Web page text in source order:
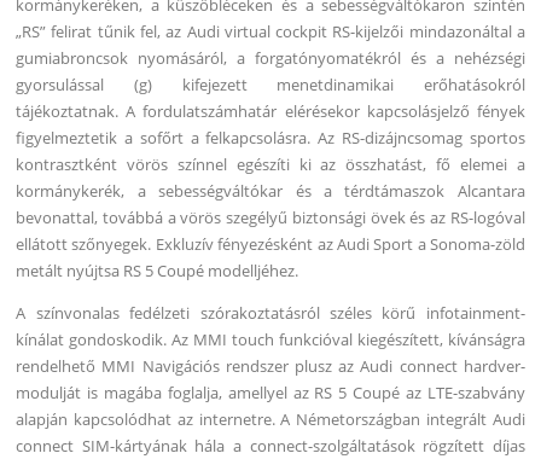
kormánykeréken, a küszöbléceken és a sebességváltókaron szintén
„RS” felirat tűnik fel, az Audi virtual cockpit RS-kijelzői mindazonáltal a
gumiabroncsok nyomásáról, a forgatónyomatékról és a nehézségi
gyorsulással (g) kifejezett menetdinamikai erőhatásokról
tájékoztatnak. A fordulatszámhatár elérésekor kapcsolásjelző fények
figyelmeztetik a sofőrt a felkapcsolásra. Az RS-dizájncsomag sportos
kontrasztként vörös színnel egészíti ki az összhatást, fő elemei a
kormánykerék, a sebességváltókar és a térdtámaszok Alcantara
bevonattal, továbbá a vörös szegélyű biztonsági övek és az RS-logóval
ellátott szőnyegek. Exkluzív fényezésként az Audi Sport a Sonoma-zöld
metált nyújtsa RS 5 Coupé modelljéhez.
A színvonalas fedélzeti szórakoztatásról széles körű infotainment-
kínálat gondoskodik. Az MMI touch funkcióval kiegészített, kívánságra
rendelhető MMI Navigációs rendszer plusz az Audi connect hardver-
modulját is magába foglalja, amellyel az RS 5 Coupé az LTE-szabvány
alapján kapcsolódhat az internetre. A Németországban integrált Audi
connect SIM-kártyának hála a connect-szolgáltatások rögzített díjas